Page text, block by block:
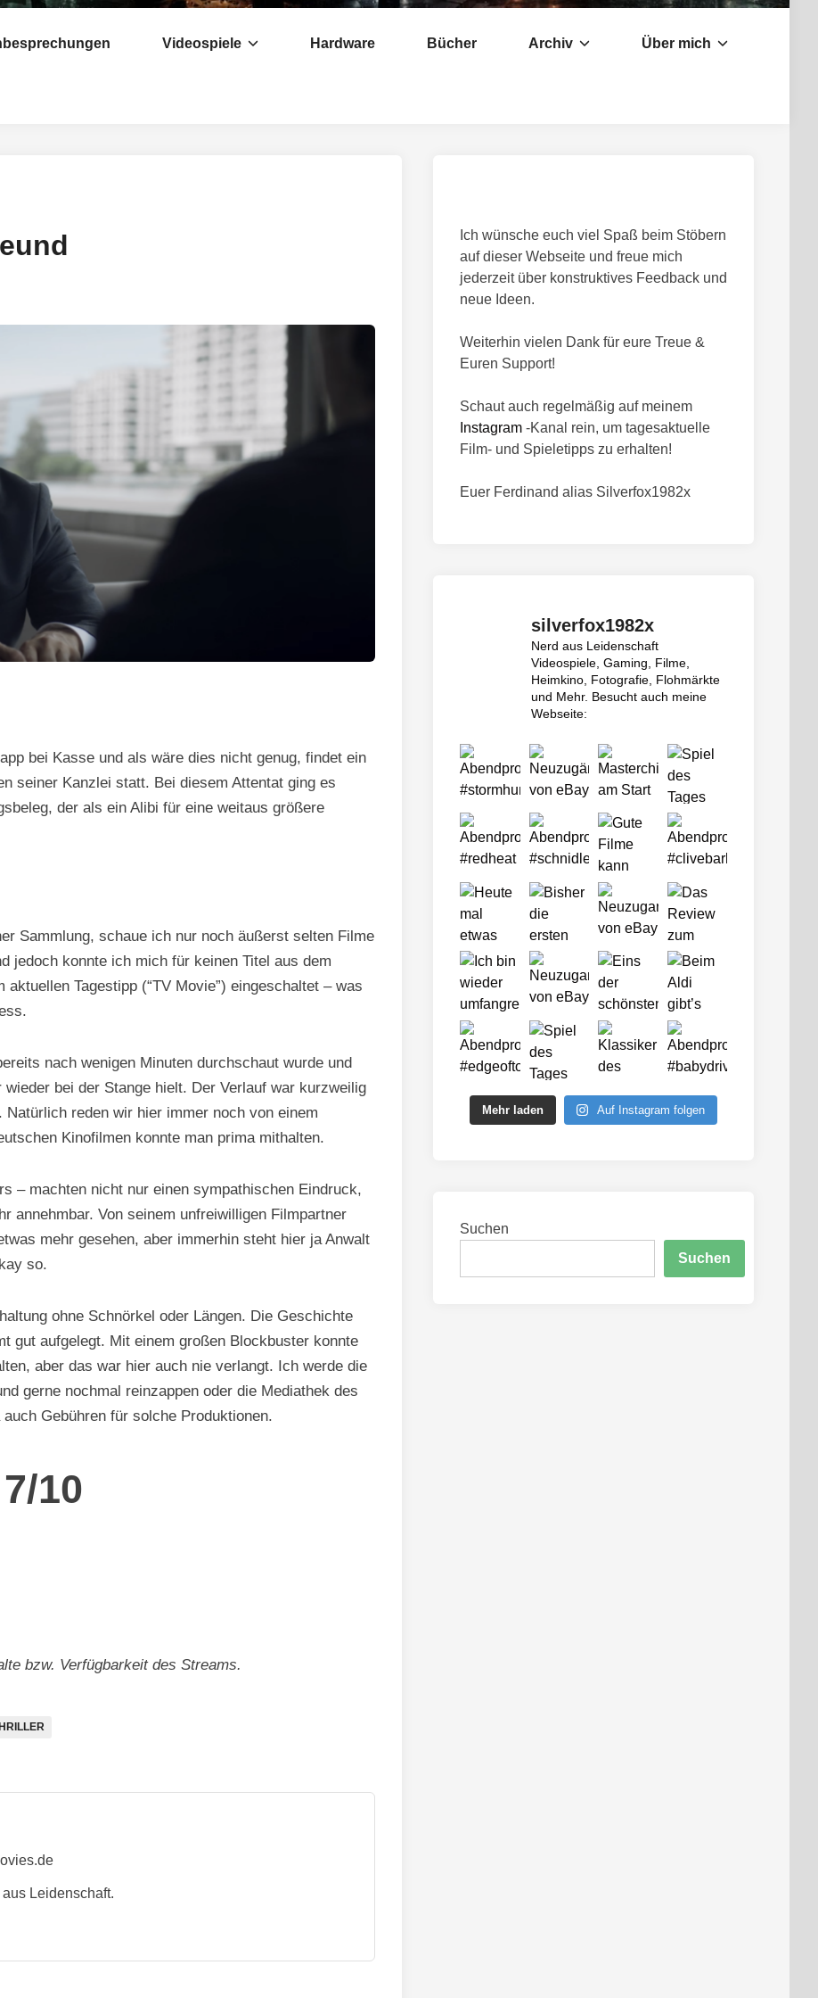
Videospiele Hardware Bücher Archiv Über mich
bei Kasse und als wäre dies nicht genug, findet ein
seiner Kanzlei statt. Bei diesem Attentat ging es
der als ein Alibi für eine weitaus größere
Sammlung, schaue ich nur noch äußerst selten Filme
jedoch konnte ich mich für keinen Titel aus dem
Tagestipp (“TV Movie”) eingeschaltet – was
nach wenigen Minuten durchschaut wurde und
bei der Stange hielt. Der Verlauf war kurzweilig
reden wir hier immer noch von einem
Kinofilmen konnte man prima mithalten.
– machten nicht nur einen sympathischen Eindruck,
annehmbar. Von seinem unfreiwilligen Filmpartner
mehr gesehen, aber immerhin steht hier ja Anwalt
so.
ohne Schnörkel oder Längen. Die Geschichte
gut aufgelegt. Mit einem großen Blockbuster konnte
aber das war hier auch nie verlangt. Ich werde die
gerne nochmal reinzappen oder die Mediathek des
Gebühren für solche Produktionen.
7/10
bzw. Verfügbarkeit des Streams.
Leidenschaft.
Ich wünsche euch viel Spaß beim Stöbern
auf dieser Webseite und freue mich
jederzeit über konstruktives Feedback und
neue Ideen.
Weiterhin vielen Dank für eure Treue &
Euren Support!
Schaut auch regelmäßig auf meinem
Instagram -Kanal rein, um tagesaktuelle
Film- und Spieletipps zu erhalten!
Euer Ferdinand alias Silverfox1982x
silverfox1982x
Nerd aus Leidenschaft
Videospiele, Gaming, Filme,
Heimkino, Fotografie, Flohmärkte
und Mehr. Besucht auch meine
Webseite:
Mehr laden Auf Instagram folgen
Suchen
Suchen